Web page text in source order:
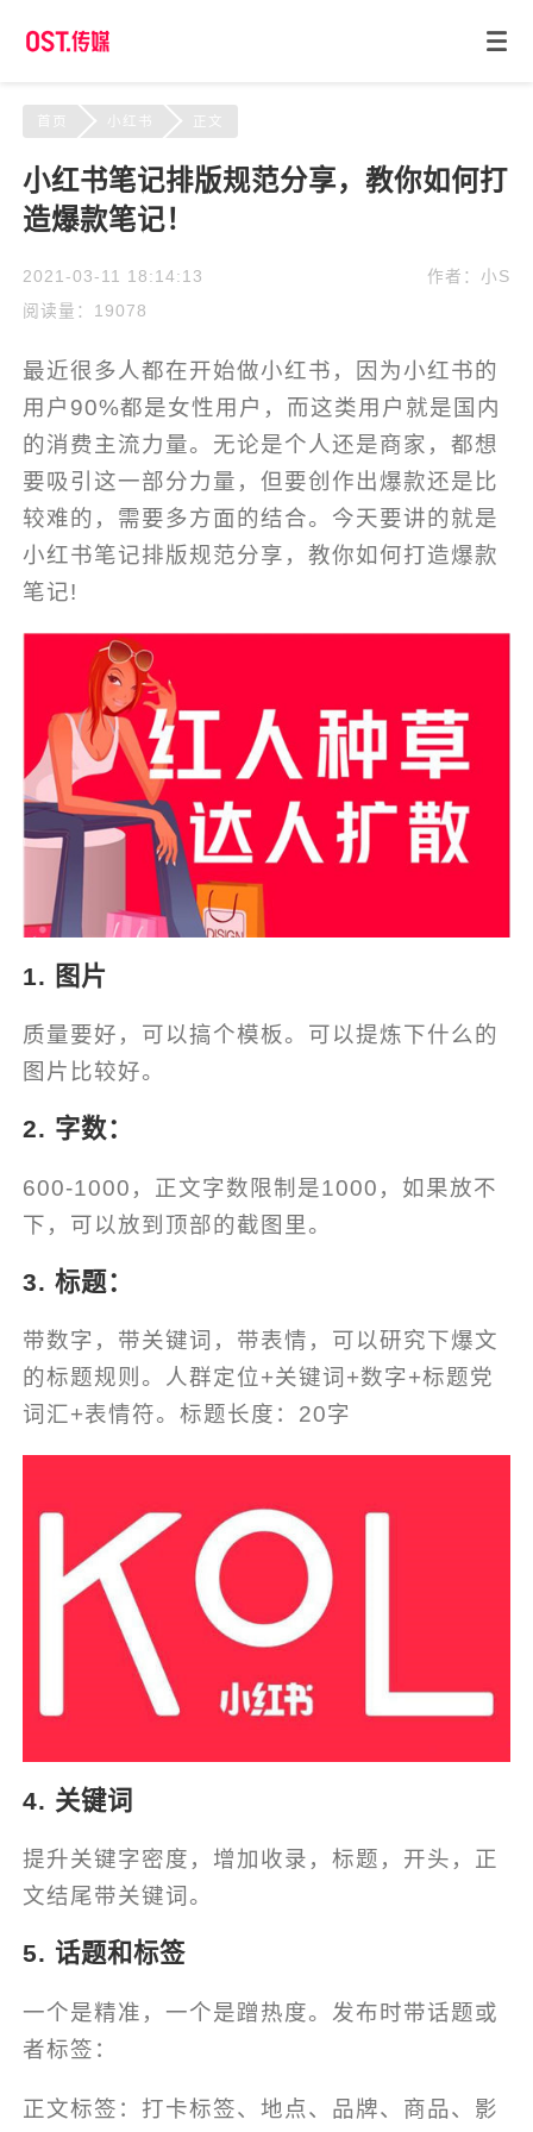
首页 正文
小红书笔记排版规范分享，教你如何打
造爆款笔记！
2021-03-11 18:14:13
阅读量：19078
作者：小S
最近很多人都在开始做小红书，因为小红书的
用户90%都是女性用户，而这类用户就是国内
的消费主流力量。无论是个人还是商家，都想
要吸引这一部分力量，但要创作出爆款还是比
较难的，需要多方面的结合。今天要讲的就是
小红书笔记排版规范分享，教你如何打造爆款
笔记!
1. 图片
质量要好，可以搞个模板。可以提炼下什么的
图片比较好。
2. 字数：
600-1000，正文字数限制是1000，如果放不
下，可以放到顶部的截图里。
3. 标题：
带数字，带关键词，带表情，可以研究下爆文
的标题规则。人群定位+关键词+数字+标题党
词汇+表情符。标题长度：20字
4. 关键词
提升关键字密度，增加收录，标题，开头，正
文结尾带关键词。
5. 话题和标签
一个是精准，一个是蹭热度。发布时带话题或
者标签：
正文标签：打卡标签、地点、品牌、商品、影